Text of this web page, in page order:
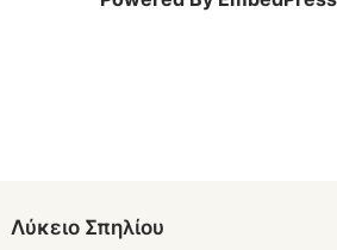
Λύκειο Σπηλίου